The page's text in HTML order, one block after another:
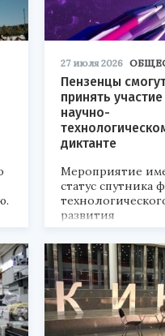
27 июля 2026
Пензенцы
принять участие
научно-
диктанте
Мероприятие
статус спутника
развития
«Технопром-